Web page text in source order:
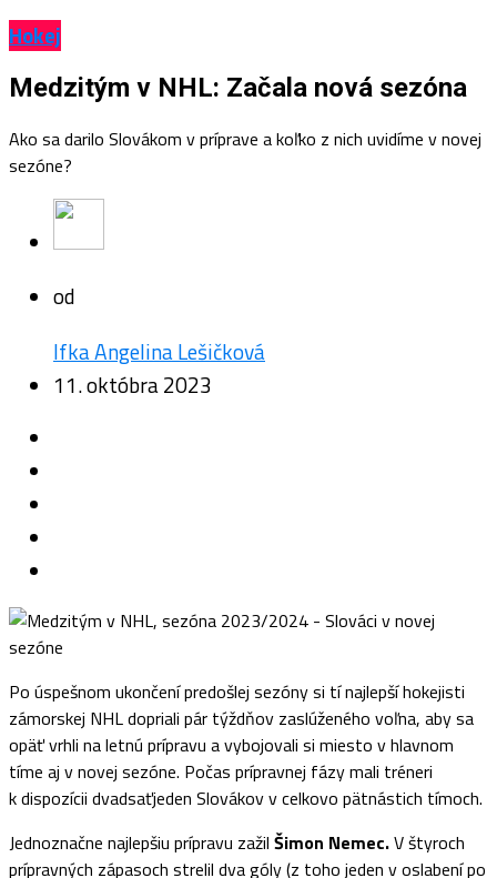
Hokej
Medzitým v NHL: Začala nová sezóna
Ako sa darilo Slovákom v príprave a koľko z nich uvidíme v novej
sezóne?
od
Ifka Angelina Lešičková
11. októbra 2023
Po úspešnom ukončení predošlej sezóny si tí najlepší hokejisti
zámorskej NHL dopriali pár týždňov zaslúženého voľna, aby sa
opäť vrhli na letnú prípravu a vybojovali si miesto v hlavnom
tíme aj v novej sezóne. Počas prípravnej fázy mali tréneri
k dispozícii dvadsaťjeden Slovákov v celkovo pätnástich tímoch.
Jednoznačne najlepšiu prípravu zažil Šimon Nemec.V štyroch
prípravných zápasoch strelil dva góly (z toho jeden v oslabení po